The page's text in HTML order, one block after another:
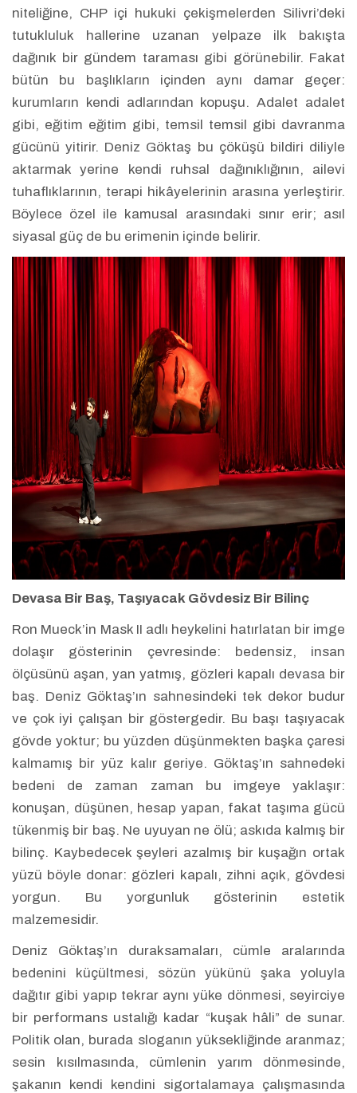
niteliğine, CHP içi hukuki çekişmelerden Silivri’deki
tutukluluk hallerine uzanan yelpaze ilk bakışta
dağınık bir gündem taraması gibi görünebilir. Fakat
bütün bu başlıkların içinden aynı damar geçer:
kurumların kendi adlarından kopuşu. Adalet adalet
gibi, eğitim eğitim gibi, temsil temsil gibi davranma
gücünü yitirir. Deniz Göktaş bu çöküşü bildiri diliyle
aktarmak yerine kendi ruhsal dağınıklığının, ailevi
tuhaflıklarının, terapi hikâyelerinin arasına yerleştirir.
Böylece özel ile kamusal arasındaki sınır erir; asıl
siyasal güç de bu erimenin içinde belirir.
Devasa Bir Baş, Taşıyacak Gövdesiz Bir Bilinç
Ron Mueck’in Mask II adlı heykelini hatırlatan bir imge
dolaşır gösterinin çevresinde: bedensiz, insan
ölçüsünü aşan, yan yatmış, gözleri kapalı devasa bir
baş. Deniz Göktaş’ın sahnesindeki tek dekor budur
ve çok iyi çalışan bir göstergedir. Bu başı taşıyacak
gövde yoktur; bu yüzden düşünmekten başka çaresi
kalmamış bir yüz kalır geriye. Göktaş’ın sahnedeki
bedeni de zaman zaman bu imgeye yaklaşır:
konuşan, düşünen, hesap yapan, fakat taşıma gücü
tükenmiş bir baş. Ne uyuyan ne ölü; askıda kalmış bir
bilinç. Kaybedecek şeyleri azalmış bir kuşağın ortak
yüzü böyle donar: gözleri kapalı, zihni açık, gövdesi
yorgun. Bu yorgunluk gösterinin estetik
malzemesidir.
Deniz Göktaş’ın duraksamaları, cümle aralarında
bedenini küçültmesi, sözün yükünü şaka yoluyla
dağıtır gibi yapıp tekrar aynı yüke dönmesi, seyirciye
bir performans ustalığı kadar “kuşak hâli” de sunar.
Politik olan, burada sloganın yüksekliğinde aranmaz;
sesin kısılmasında, cümlenin yarım dönmesinde,
şakanın kendi kendini sigortalamaya çalışmasında